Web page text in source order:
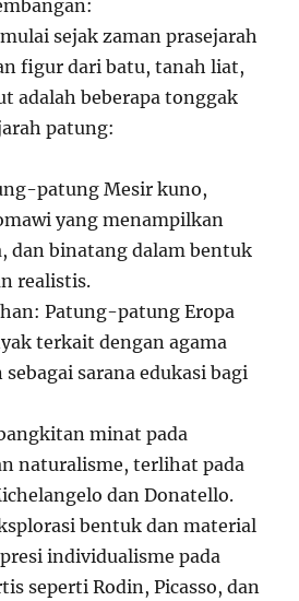
sejak zaman prasejarah
figur dari batu, tanah liat,
adalah beberapa tonggak
patung:
patung Mesir kuno,
yang menampilkan
dan binatang dalam bentuk
realistis.
Patung-patung Eropa
terkait dengan agama
sarana edukasi bagi
minat pada
naturalisme, terlihat pada
dan Donatello.
bentuk dan material
individualisme pada
seperti Rodin, Picasso, dan